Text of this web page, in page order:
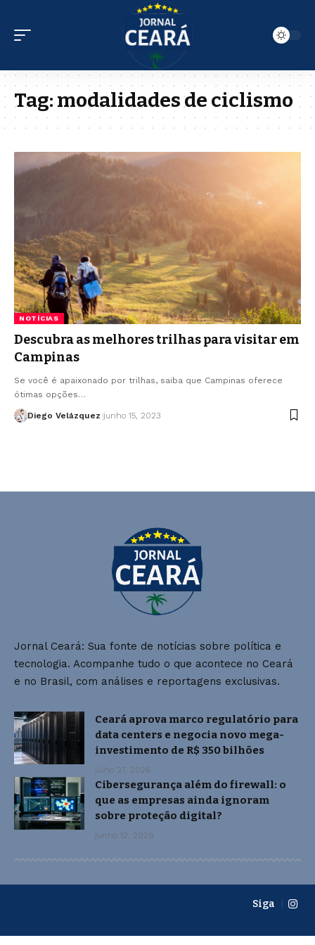
Tag:modalidades de ciclismo
NOTÍCIAS
Descubra as melhores trilhas para visitar em
Campinas
Se você é apaixonado por trilhas, saiba que Campinas oferece
ótimas opções…
Diego Velázquez junho 15, 2023
Jornal Ceará: Sua fonte de notícias sobre política e
tecnologia. Acompanhe tudo o que acontece no Ceará
e no Brasil, com análises e reportagens exclusivas.
Ceará aprova marco regulatório para
data centers e negocia novo mega-
investimento de R$ 350 bilhões
julho 27, 2026
Cibersegurança além do firewall: o
que as empresas ainda ignoram
sobre proteção digital?
junho 12, 2026
Siga